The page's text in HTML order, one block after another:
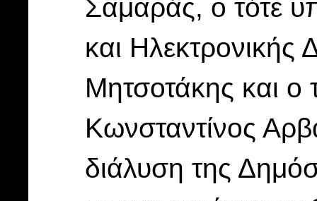
Σαμαράς, ο τότε
και Ηλεκτρονικής
Μητσοτάκης και ο
Κωνσταντίνος
διάλυση της